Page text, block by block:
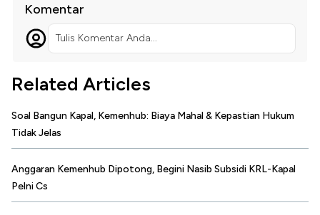
Komentar
Tulis Komentar Anda...
Related Articles
Soal Bangun Kapal, Kemenhub: Biaya Mahal & Kepastian Hukum
Tidak Jelas
Anggaran Kemenhub Dipotong, Begini Nasib Subsidi KRL-Kapal
Pelni Cs